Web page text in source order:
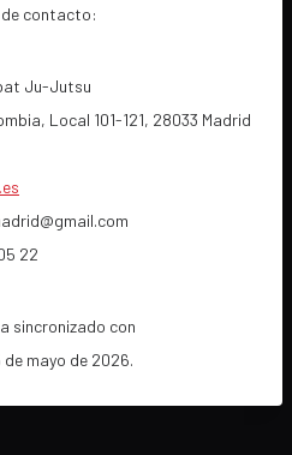
contacto:
Ju-Jutsu
Local 101-121, 28033 Madrid
gmail.com
22
sincronizado con
de mayo de 2026.